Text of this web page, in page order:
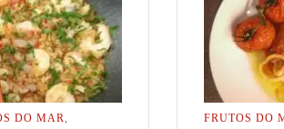
DO MAR,
FRUTOS DO